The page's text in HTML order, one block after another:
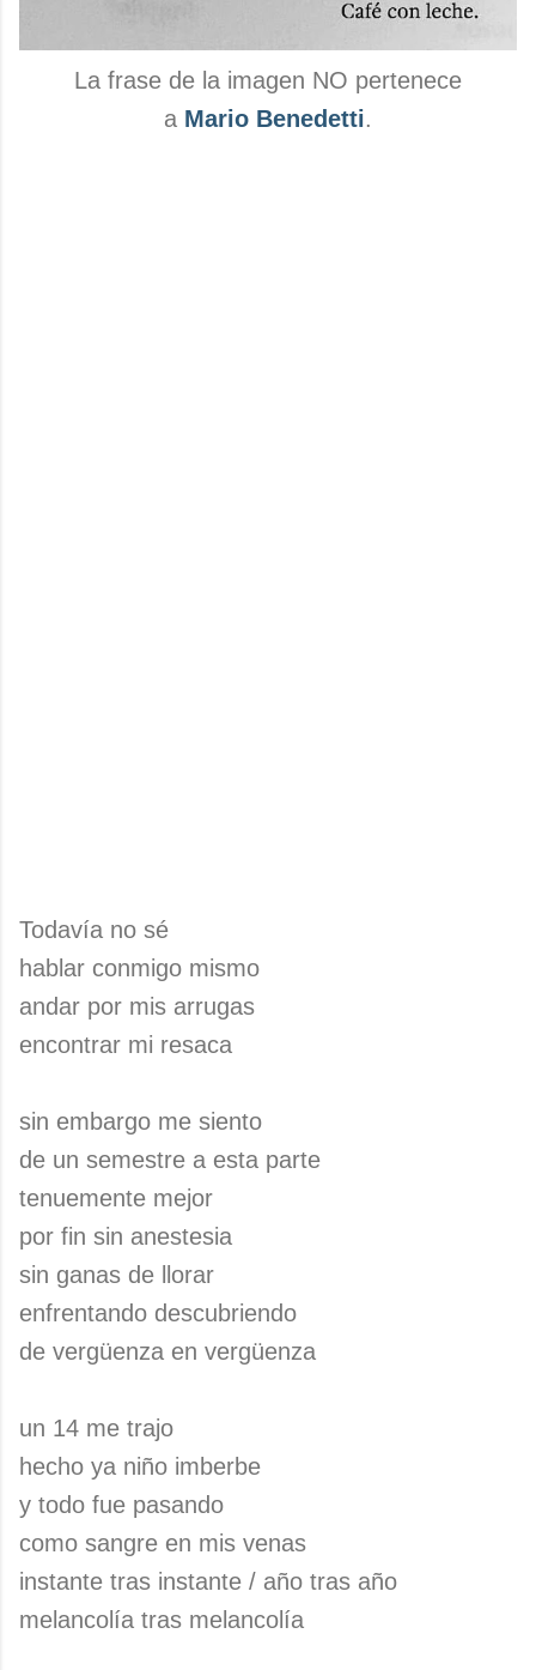
La frase de la imagen NO pertenece
a Mario Benedetti.
Todavía no sé
hablar conmigo mismo
andar por mis arrugas
encontrar mi resaca
sin embargo me siento
de un semestre a esta parte
tenuemente mejor
por fin sin anestesia
sin ganas de llorar
enfrentando descubriendo
de vergüenza en vergüenza
un 14 me trajo
hecho ya niño imberbe
y todo fue pasando
como sangre en mis venas
instante tras instante / año tras año
melancolía tras melancolía